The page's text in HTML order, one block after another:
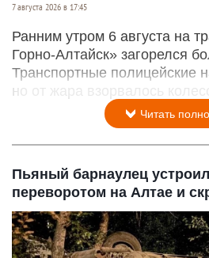
7 августа 2026 в 17:45
Ранним утром 6 августа на
Горно-Алтайск» загорелся
Транспортные полицейские
но от жара взорвалось колесо.
Читать
Пьяный барнаулец
переворотом на Алтае и